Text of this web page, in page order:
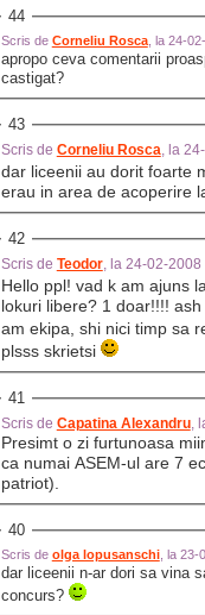
44
Scris de Corneliu Rosca, la 24-
apropo ceva comentarii
castigat?
43
Scris de Corneliu Rosca , la
dar liceenii au dorit foarte
erau in area de acoperire
42
Scris de Teodor, la 24-02-
Hello ppl! vad k am ajuns
lokuri libere? 1 doar!!!!
am ekipa, shi nici timp sa
plsss skrietsi
41
Scris de Capatina Alexandru,
Presimt o zi furtunoasa
ca numai ASEM-ul are 7
patriot).
40
Scris de olga lopusanschi, la 23-
dar liceenii n-ar dori sa vina
concurs?